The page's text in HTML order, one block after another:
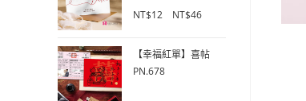
5
o
NT$12 NT$46
【幸福紅單】喜帖
PN.678